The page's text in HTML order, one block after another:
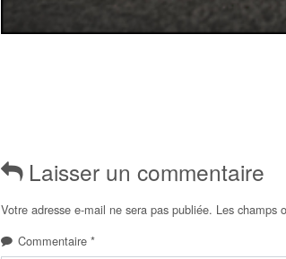
Laisser un commentaire
Votre adresse e-mail ne sera pas publiée. Les champs
Commentaire *